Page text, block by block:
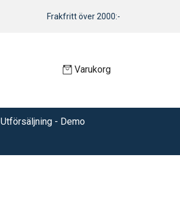
Frakfritt över 2000:-
Varukorg
Utförsäljning - Demo